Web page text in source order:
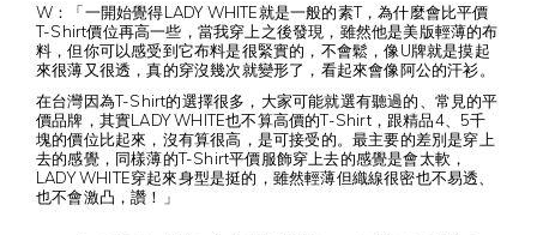
W：「一開始覺得LADY WHITE就是一般的素T，為什麼會比平價
T-Shirt價位再高一些，當我穿上之後發現，雖然他是美版輕薄的布
料，但你可以感受到它布料是很緊實的，不會鬆，像U牌就是摸起
來很薄又很透，真的穿沒幾次就變形了，看起來會像阿公的汗衫。
在台灣因為T-Shirt的選擇很多，大家可能就選有聽過的、常見的平
價品牌，其實LADY WHITE也不算高價的T-Shirt，跟精品4、5千
塊的價位比起來，沒有算很高，是可接受的。最主要的差別是穿上
去的感覺，同樣薄的T-Shirt平價服飾穿上去的感覺是會太軟，
LADY WHITE穿起來身型是挺的，雖然輕薄但織線很密也不易透、
也不會激凸，讚！」